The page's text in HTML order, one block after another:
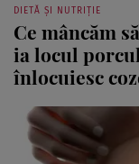
DIETĂ ȘI NUTRIȚIE
Ce mâncăm
ia locul